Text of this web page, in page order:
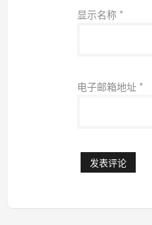
显示名称 *
电子邮箱地址 *